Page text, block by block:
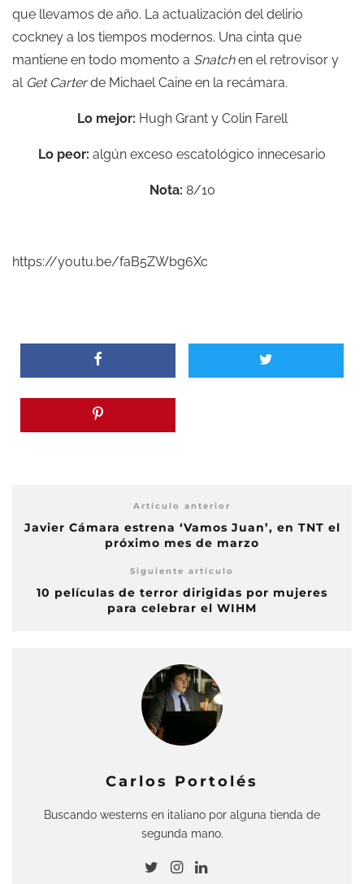
que llevamos de año. La actualización del delirio
cockney a los tiempos modernos. Una cinta que
mantiene en todo momento a Snatchen el retrovisor y
al Get Carterde Michael Caine en la recámara.
Lo mejor: Hugh Grant y Colin Farell
Lo peor: algún exceso escatológico innecesario
Nota: 8/10
https://youtu.be/faB5ZWbg6Xc
Artículo anterior
Javier Cámara estrena ‘Vamos Juan’, en TNT el
próximo mes de marzo
Siguiente artículo
10 películas de terror dirigidas por mujeres
para celebrar el WIHM
Carlos Portolés
Buscando westerns en italiano por alguna tienda de
segunda mano.